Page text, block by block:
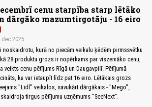
cenu starpība starp lētāko
dārgāko mazumtirgotāju - 16 eiro
2025
noskaidrotu, kurā no piecām veikalu ķēdēm pirmssvētku
28 produktu grozs ir nopērkams par viszemāko cenu,
veikts cenu pētījums Rīgā un Daugavpilī. Pētījumā
ka var ietaupīt līdz pat 16 eiro. Lētākais grozs
"Lidl" veikalos, savukārt dārgākais - "Mego",
tirgus pētījumu uzņēmums “SeeNext”.